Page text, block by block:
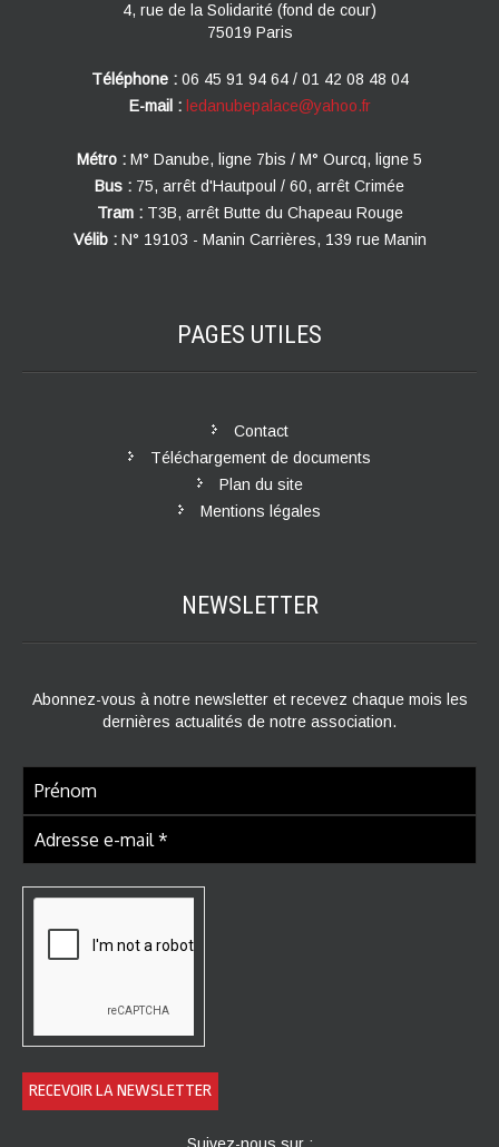
4, rue de la Solidarité (fond de cour)
75019 Paris
Téléphone : 06 45 91 94 64 / 01 42 08 48 04
E-mail : ledanubepalace@yahoo.fr
Métro : M° Danube, ligne 7bis / M° Ourcq, ligne 5
Bus : 75, arrêt d'Hautpoul / 60, arrêt Crimée
Tram : T3B, arrêt Butte du Chapeau Rouge
Vélib : N° 19103 - Manin Carrières, 139 rue Manin
PAGES UTILES
Contact
Téléchargement de documents
Plan du site
Mentions légales
NEWSLETTER
Abonnez-vous à notre newsletter et recevez chaque mois les
dernières actualités de notre association.
Suivez-nous sur :